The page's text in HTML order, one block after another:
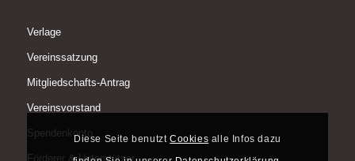
Verlage
Vereinssatzung
Mitgliedschafts-Antrag
Vereinsvorstand
Spendenkonto
Förderer & Unterstützer
Diese Seite benutztCookies alle Infos dazu